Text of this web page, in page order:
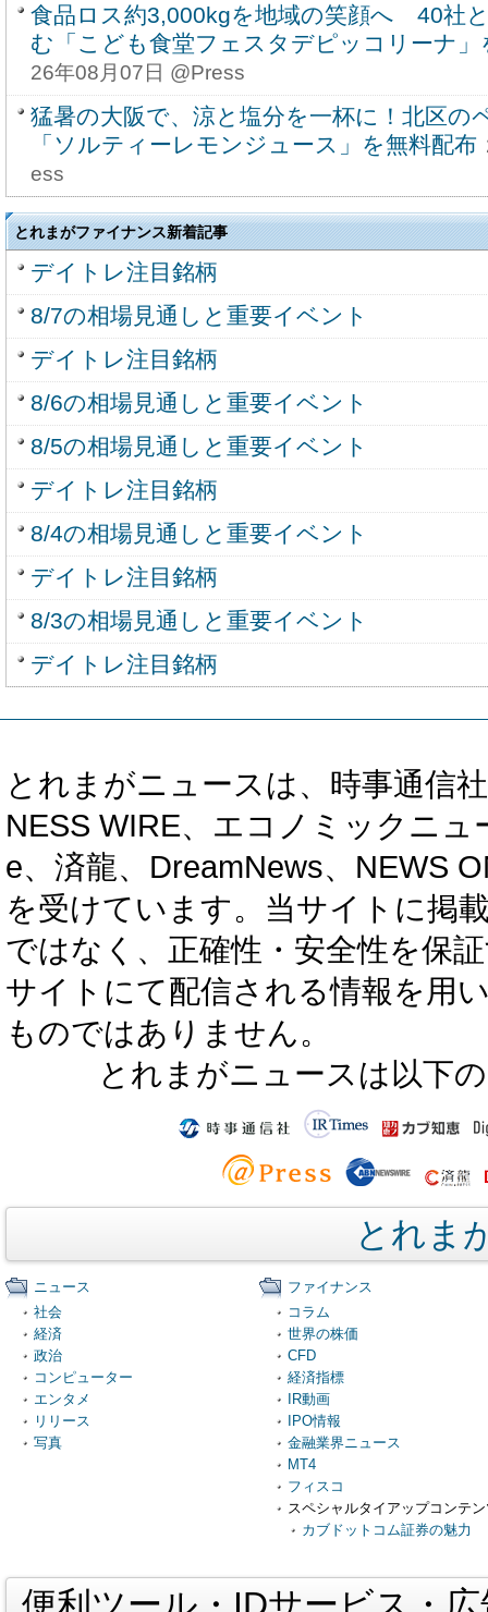
食品ロス約3,000kgを地域の笑顔へ 40社
む「こども食堂フェスタデピッコリーナ」
26年08月07日 @Press
猛暑の大阪で、涼と塩分を一杯に！北区の
「ソルティーレモンジュース」を無料配布
ess
とれまがファイナンス新着記事
デイトレ注目銘柄
8/7の相場見通しと重要イベント
デイトレ注目銘柄
8/6の相場見通しと重要イベント
8/5の相場見通しと重要イベント
デイトレ注目銘柄
8/4の相場見通しと重要イベント
デイトレ注目銘柄
8/3の相場見通しと重要イベント
デイトレ注目銘柄
とれまがニュースは、時事通信
NESS WIRE、エコノミックニ
e、済龍、DreamNews、NEWS
を受けています。当サイトに掲
ではなく、正確性・安全性を保
サイトにて配信される情報を用
ものではありません。
とれまがニュースは以下
とれま
ニュース
社会
経済
政治
コンピューター
エンタメ
リリース
写真
ファイナンス
コラム
世界の株価
CFD
経済指標
IR動画
IPO情報
金融業界ニュース
MT4
フィスコ
スペシャルタイアップコンテ
カブドットコム証券の魅力